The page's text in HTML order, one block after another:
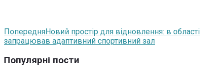
ПопередняНовий простір для відновлення: в області
запрацював адаптивний спортивний зал
Популярні пости